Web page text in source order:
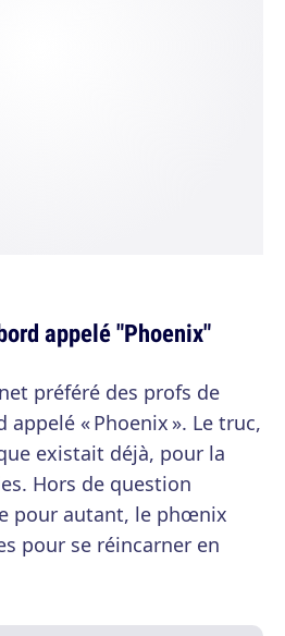
appelé "Phoenix"
préféré des profs de
« Phoenix ». Le truc,
existait déjà, pour la
Hors de question
pour autant, le phœnix
pour se réincarner en